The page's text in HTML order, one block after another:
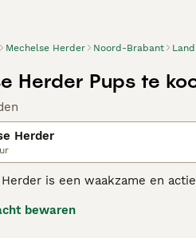
Mechelse Herder Noord-Brabant
Herder Pups te
Herder
is een waakzame en
bewaren